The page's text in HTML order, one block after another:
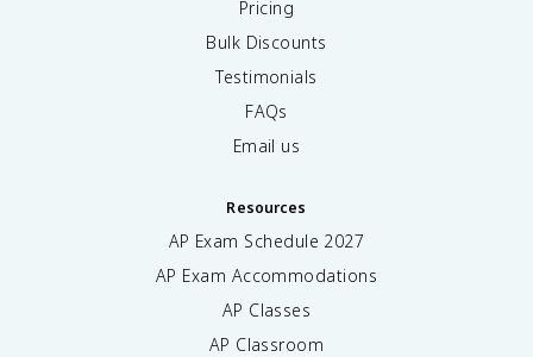
Pricing
Bulk Discounts
Testimonials
FAQs
Email us
Resources
AP Exam Schedule 2027
AP Exam Accommodations
AP Classes
AP Classroom